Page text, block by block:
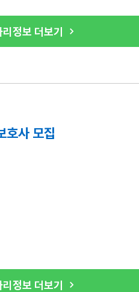
리정보 더보기
호사 모집
리정보 더보기